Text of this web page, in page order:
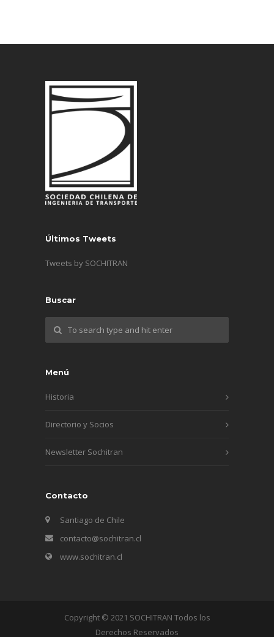
Últimos Tweets
Tweets by SOCHITRAN
Buscar
Menú
Historia
Directorio y Socios
Newsletter Sochitran
Contacto
Santiago de Chile
contacto@sochitran.cl
www.sochitran.cl
Copyright © 2021 SOCHITRAN Todos los
Derechos Reservados